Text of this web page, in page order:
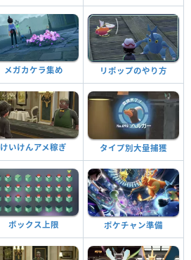
メガカケラ集め リポップのやり方
けいけんアメ稼ぎ タイプ別大量捕獲
ボックス上限 ポケチャン準備